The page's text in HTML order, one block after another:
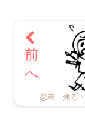
忍者 焦る